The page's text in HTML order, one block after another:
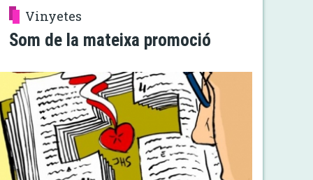
Vinyetes
Som de la mateixa promoció